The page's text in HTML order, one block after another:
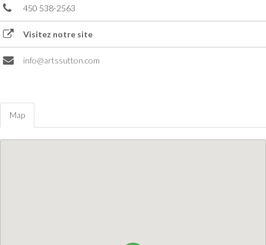
450 538-2563
Visitez notre site
info@artssutton.com
Map